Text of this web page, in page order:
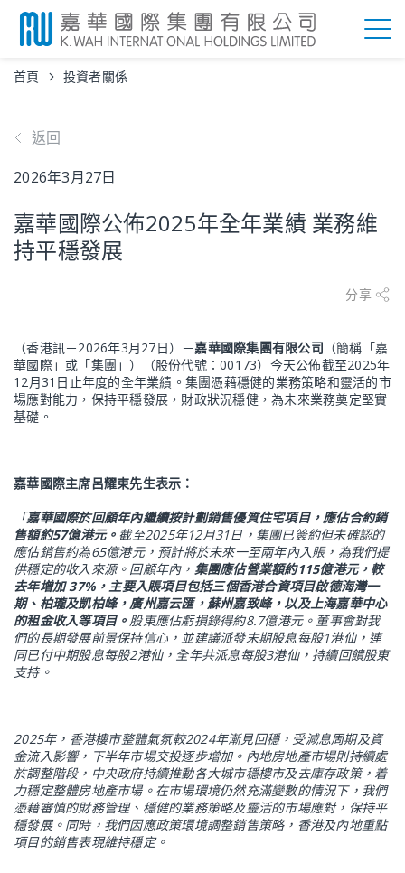
首頁 投資者關係
返回
2026年3月27日
嘉華國際公佈2025年全年業績 業務維
持平穩發展
分享
（香港訊－2026年3月27日）－嘉華國際集團有限公司 （簡稱「嘉
華國際」或「集團」）（股份代號：00173）今天公佈截至2025年
12月31日止年度的全年業績。集團憑藉穩健的業務策略和靈活的市
場應對能力，保持平穩發展，財政狀況穩健，為未來業務奠定堅實
基礎。
嘉華國際主席呂耀東先生表示：
「嘉華國際於回顧年內繼續按計劃銷售優質住宅項目，應佔合約銷
售額約57億港元。 截至2025年12月31日，集團已簽約但未確認的
應佔銷售約為65億港元，預計將於未來一至兩年內入賬，為我們提
供穩定的收入來源。回顧年內， 集團應佔營業額約115億港元，較
去年增加 37% ，主要入賬項目包括三個香港合資項目啟德海灣一
期、柏瓏及凱柏峰，廣州嘉云匯，蘇州嘉致峰，以及上海嘉華中心
的租金收入等項目。 股東應佔虧損錄得約8.7億港元。董事會對我
們的長期發展前景保持信心，並建議派發末期股息每股1港仙，連
同已付中期股息每股2港仙，全年共派息每股3港仙，持續回饋股東
支持。
2025年，香港樓市整體氣氛較2024年漸見回穩，受減息周期及資
金流入影響，下半年市場交投逐步增加。內地房地產市場則持續處
於調整階段，中央政府持續推動各大城市穩樓市及去庫存政策，着
力穩定整體房地產市場。在市場環境仍然充滿變數的情況下，我們
憑藉審慎的財務管理、穩健的業務策略及靈活的市場應對，保持平
穩發展。同時，我們因應政策環境調整銷售策略，香港及內地重點
項目的銷售表現維持穩定。